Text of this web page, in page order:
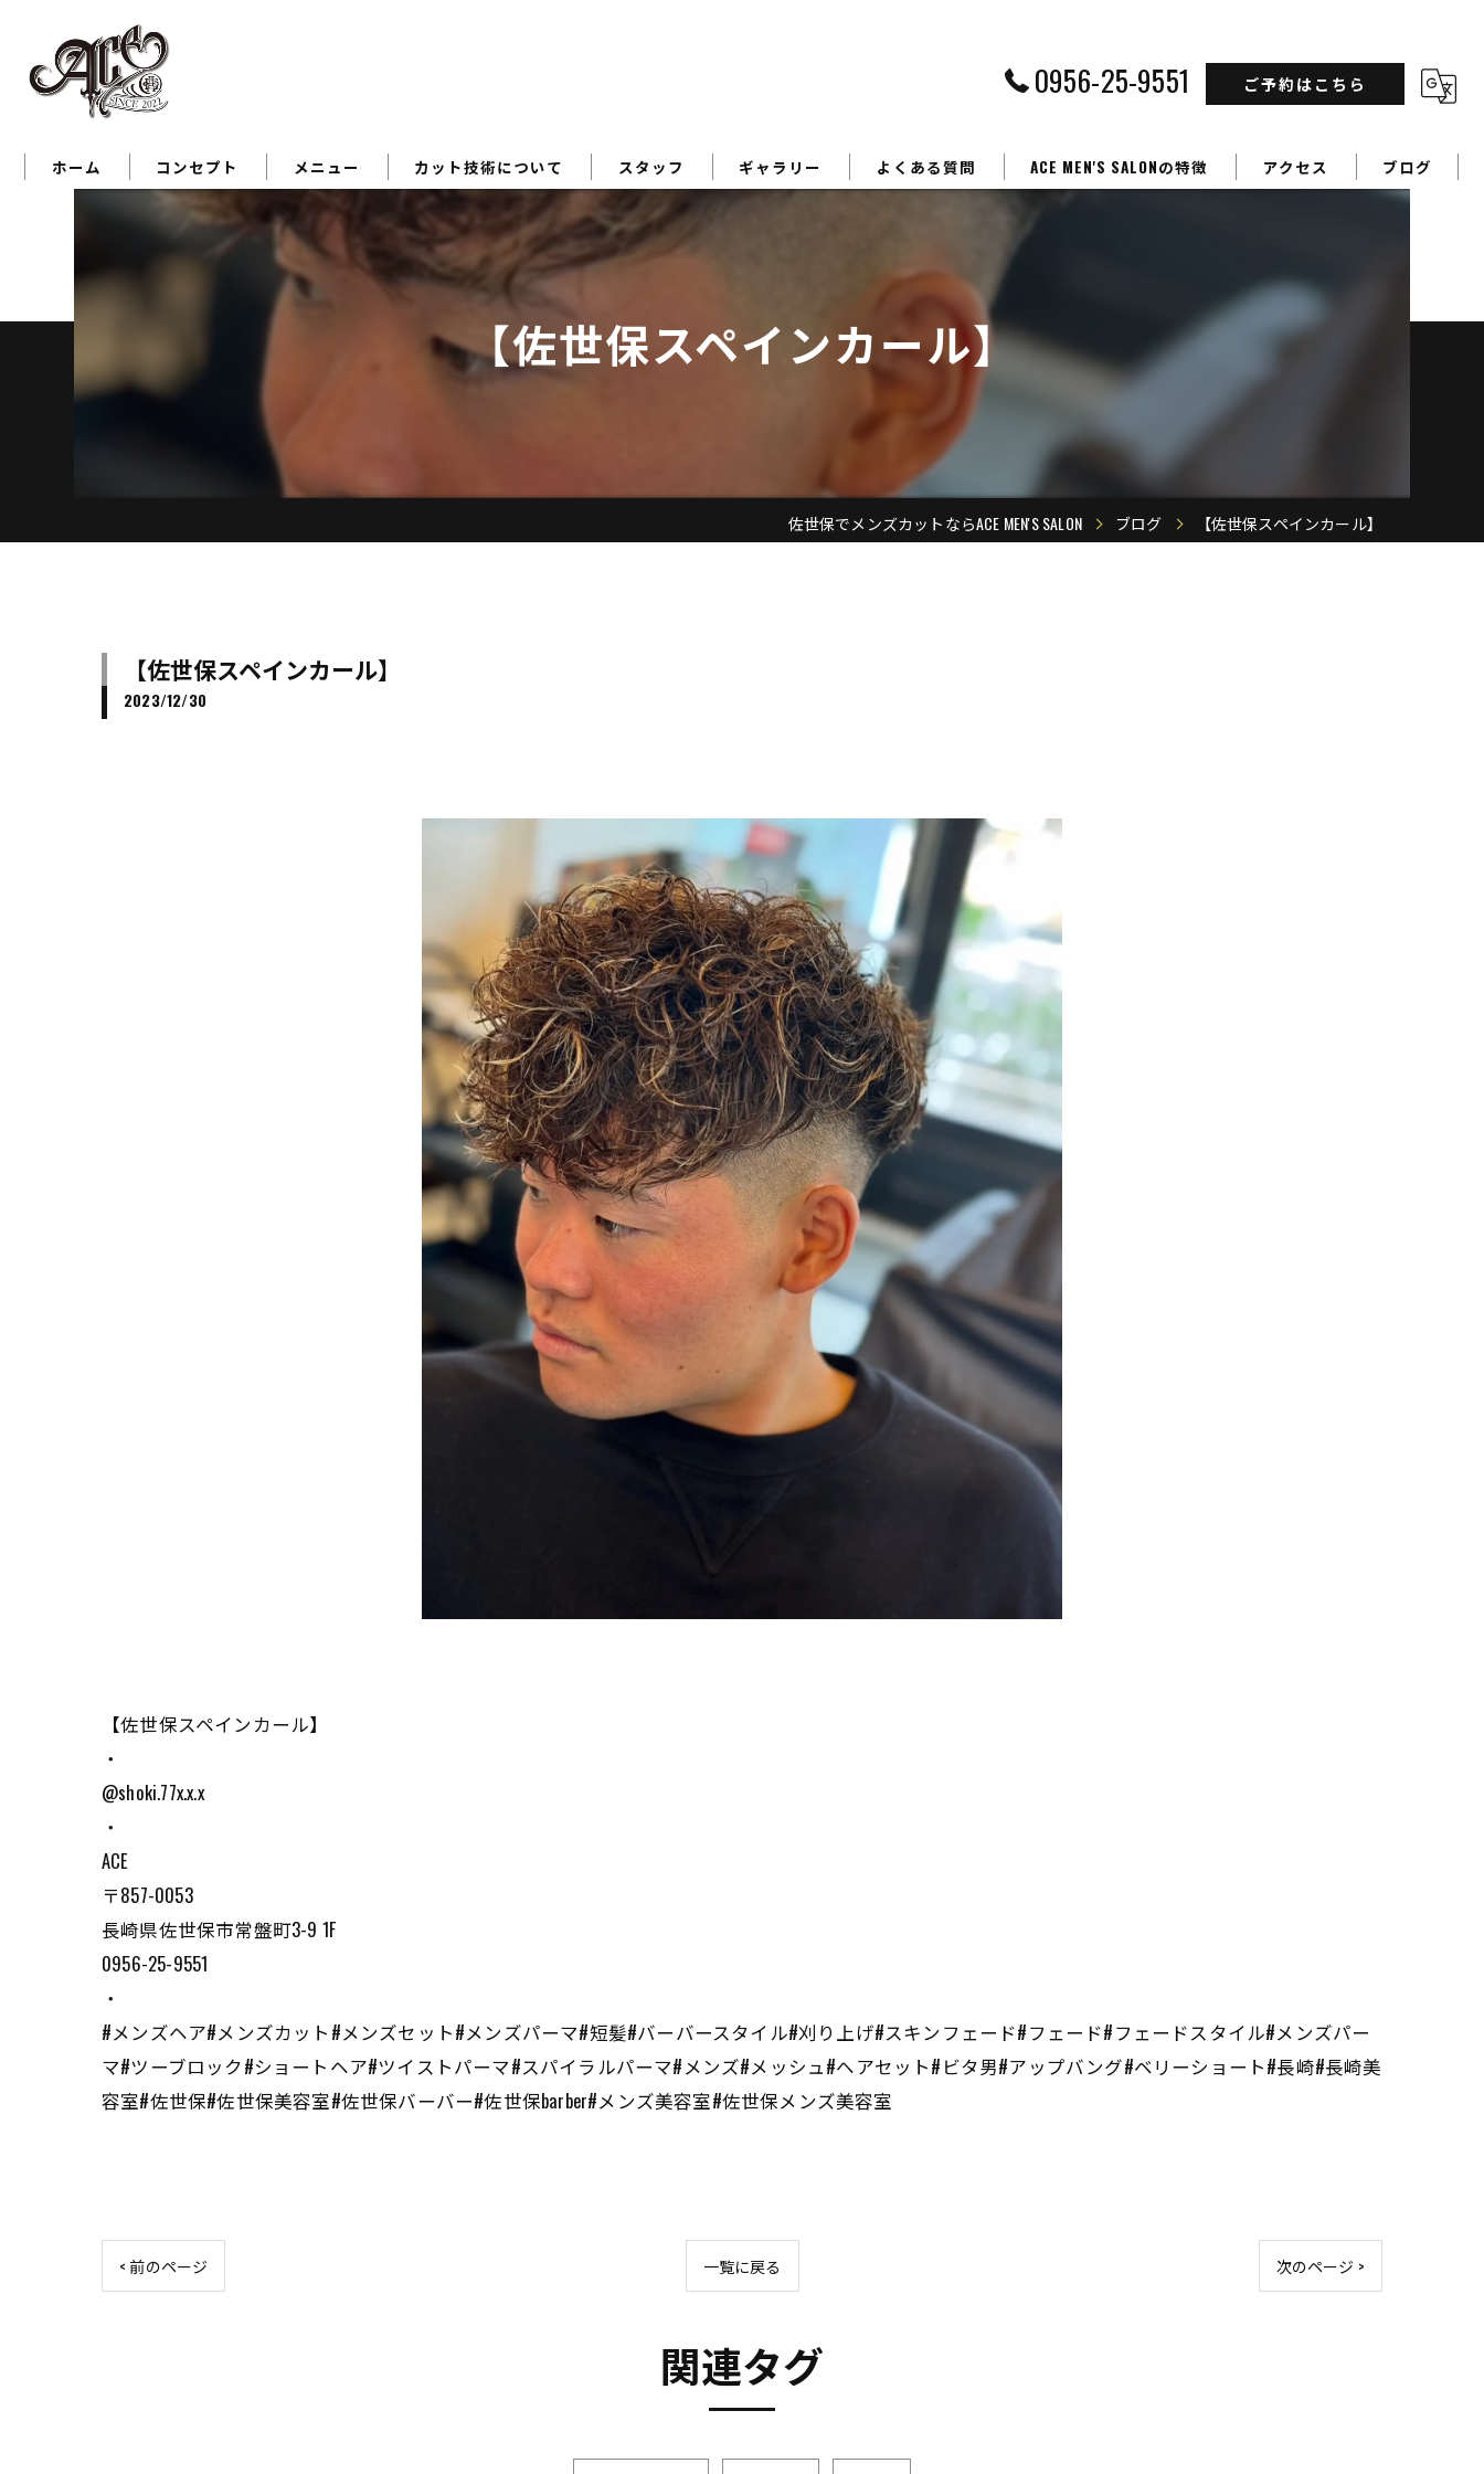
0956-25-9551 ご予約はこちら
ホーム コンセプト メニュー カット技術について スタッフ ギャラリー よくある質問 ACE MEN'S SALONの特徴
フェードカット
パーマ
ビジネスマン
アクセス ブログ
【佐世保スペインカール】
佐世保でメンズカットならACE MEN'S SALON ブログ 【佐世保スペインカール】
【佐世保スペインカール】
2023/12/30
【佐世保スペインカール】
・
@shoki.77x.x.x
・
ACE
〒857-0053
長崎県佐世保市常盤町3-9 1F
0956-25-9551
・
#メンズヘア#メンズカット#メンズセット#メンズパーマ#短髪#バーバースタイル#刈り上げ#スキンフェード#フェード#フェードスタイル#メンズパー
マ#ツーブロック#ショートヘア#ツイストパーマ#スパイラルパーマ#メンズ#メッシュ#ヘアセット#ビタ男#アップバング#ベリーショート#長崎#長崎美
容室#佐世保#佐世保美容室#佐世保バーバー#佐世保barber#メンズ美容室#佐世保メンズ美容室
< 前のページ 一覧に戻る 次のページ >
関連タグ